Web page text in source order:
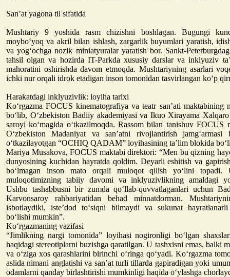
San’at yagona til sifatida
Mushtariy 9 yoshida rasm chizishni boshlagan. Bugungi
moybo‘yoq va akril bilan ishlash, zargarlik buyumlari yaratish,
va yog‘ochga nozik miniatyuralar yaratish bor. Sankt-
tahsil olgan va hozirda IT-Parkda xususiy darslar va inklyuziv
mahoratini oshirishda davom etmoqda. Mushtariyning asarlari
ichki nur orqali idrok etadigan inson tomonidan tasvirlangan ko‘p
Harakatdagi inklyuzivlik: loyiha tarixi
Ko‘rgazma FOCUS kinematografiya va teatr san’ati maktabining
bo‘lib, O‘zbekiston Badiiy akademiyasi va Ikuo Xirayama
saroyi ko‘magida o‘tkazilmoqda. Rassom bilan tanishuv FOCUS
O‘zbekiston Madaniyat va san’atni rivojlantirish jamg‘armasi
o‘tkazilayotgan “OCHIQ QADAM” loyihasining ta’lim blokida
Mariya Musakova, FOCUS maktabi direktori: “Men bu qizning
dunyosining kuchidan hayratda qoldim. Deyarli eshitish va
bo‘lmagan inson mato orqali muloqot qilish yo‘lini topadi.
muloqotimizning tabiiy davomi va inklyuzivlikning amaldagi
Ushbu tashabbusni bir zumda qo‘llab-quvvatlaganlari uchun
Karvonsaroy rahbariyatidan behad minnatdorman.
isbotlaydiki, iste’dod to‘siqni bilmaydi va sukunat
bo‘lishi mumkin”.
Ko‘rgazmaning vazifasi
“Jimlikning nargi tomonida” loyihasi nogironligi bo‘lgan
haqidagi stereotiplarni buzishga qaratilgan. U tashxisni emas, balki
va o‘ziga xos qarashlarini birinchi o‘ringa qo‘yadi. Ko‘rgazma
aslida nimani anglatishi va san’at turli tillarda gapiradigan yoki
odamlarni qanday birlashtirishi mumkinligi haqida o‘ylashga